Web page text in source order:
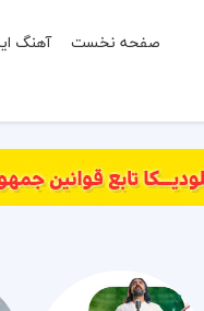
صفحه نخست آهنگ